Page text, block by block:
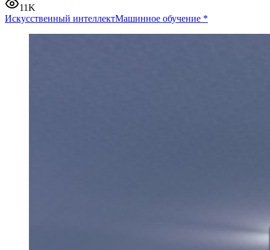
11K
Искусственный интеллектМашинное обучение *